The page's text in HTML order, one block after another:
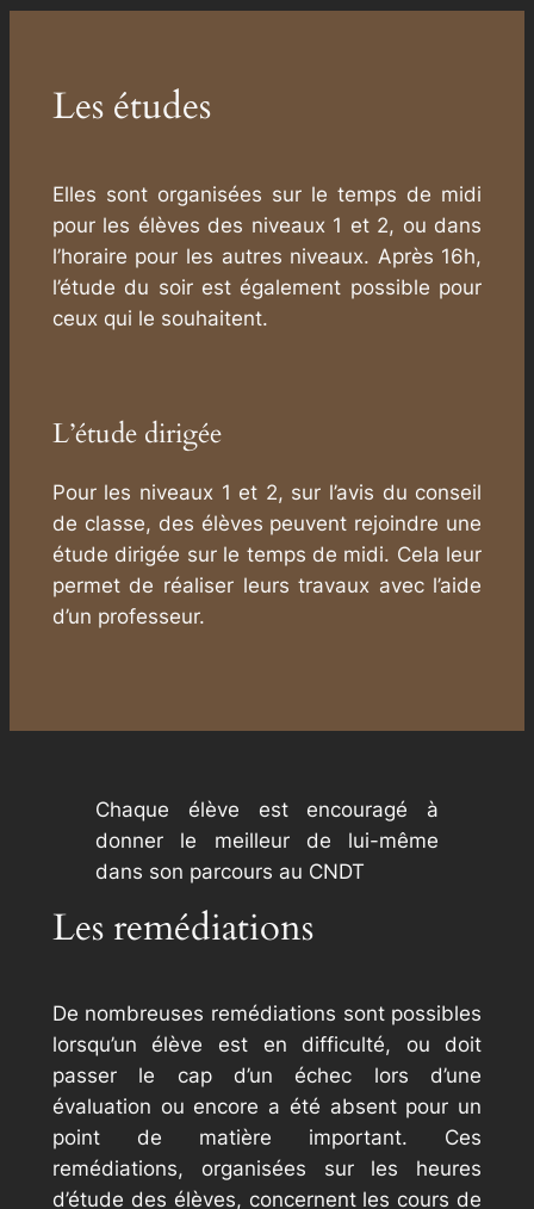
Les études
Elles sont organisées sur le temps de midi
pour les élèves des niveaux 1 et 2, ou dans
l’horaire pour les autres niveaux. Après 16h,
l’étude du soir est également possible pour
ceux qui le souhaitent.
L’étude dirigée
Pour les niveaux 1 et 2, sur l’avis du conseil
de classe, des élèves peuvent rejoindre une
étude dirigée sur le temps de midi. Cela leur
permet de réaliser leurs travaux avec l’aide
d’un professeur.
Chaque élève est encouragé à
donner le meilleur de lui-même
dans son parcours au CNDT
Les remédiations
De nombreuses remédiations sont possibles
lorsqu’un élève est en difficulté, ou doit
passer le cap d’un échec lors d’une
évaluation ou encore a été absent pour un
point de matière important. Ces
remédiations, organisées sur les heures
d’étude des élèves, concernent les cours de